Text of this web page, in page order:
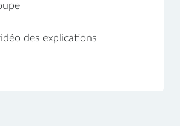
des explications